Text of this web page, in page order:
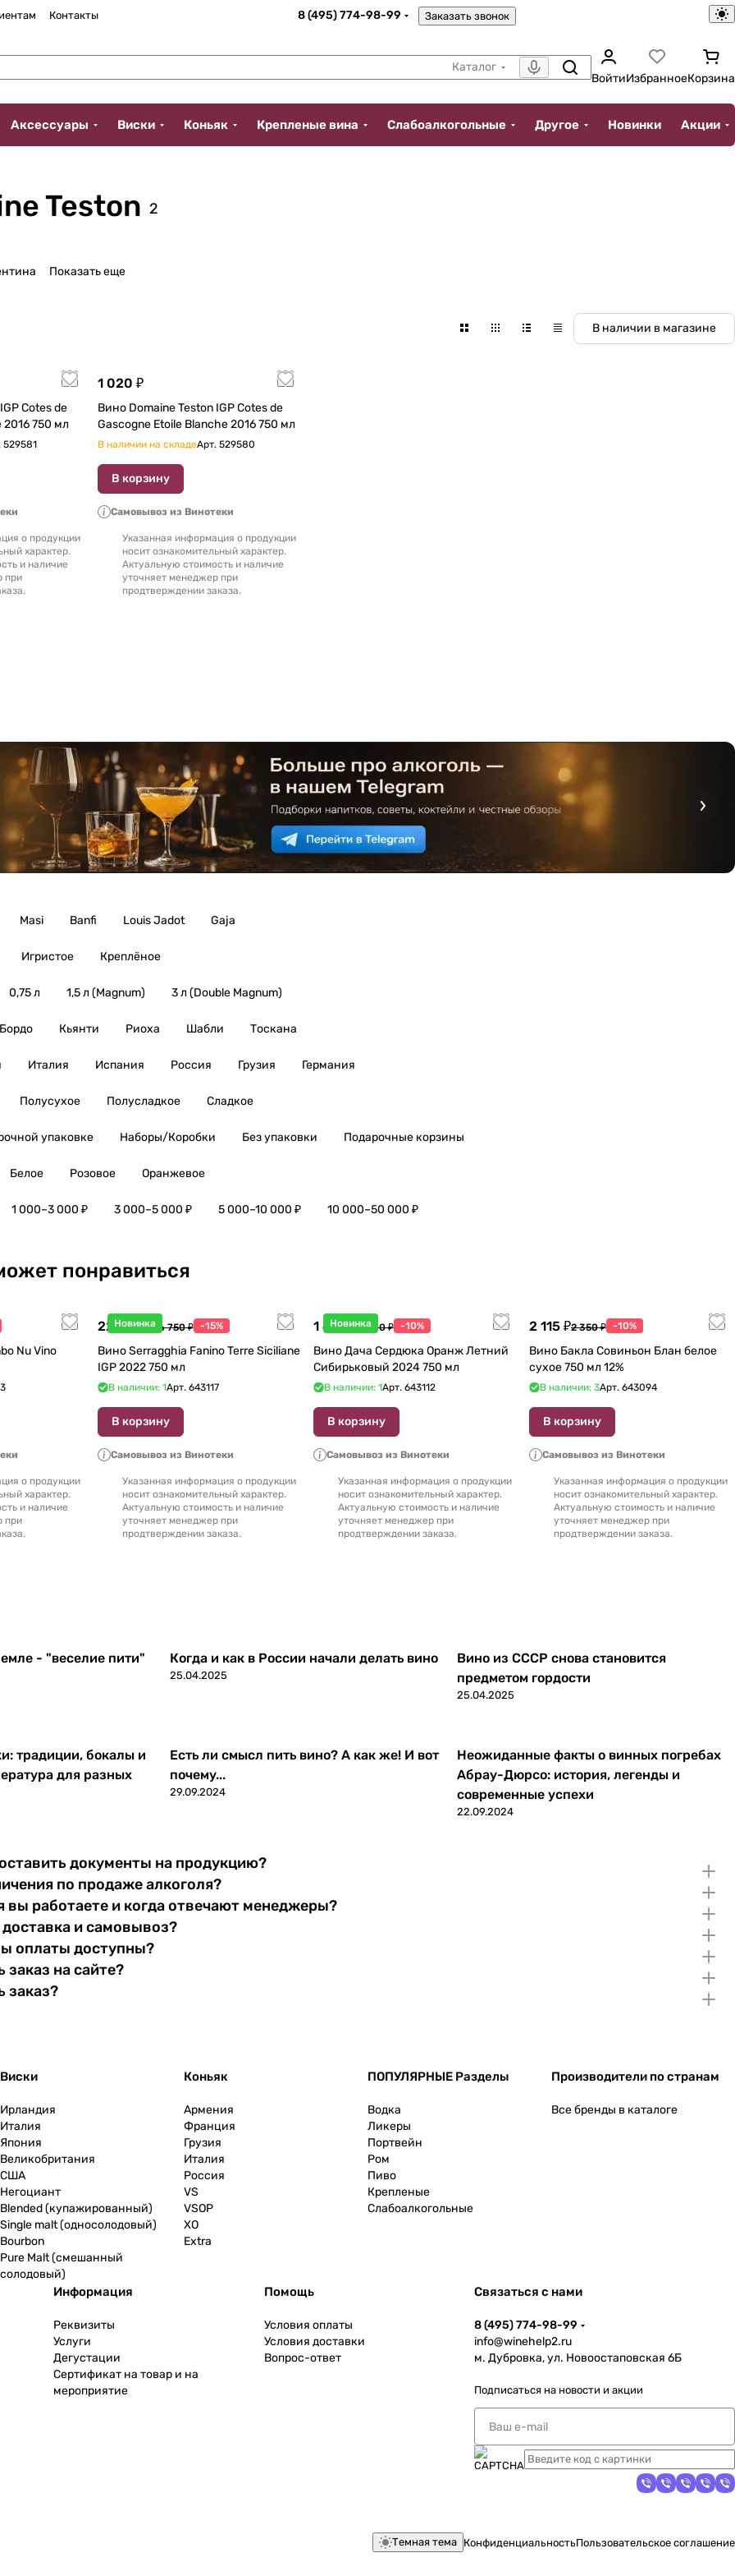
Контакты 8 (495) 774-98-99 Заказать звонок
Каталог
ВойтиИзбранноеКорзина
Аксессуары Виски Коньяк Крепленые вина Слабоалкогольные Другое Новинки Акции
Teston 2
Показать еще
В наличии в магазине
Cotes de
Gascogne Etoile Rosee 2016 750 мл
529581
о продукции
характер.
и наличие
при
1 020 ₽
Вино Domaine Teston IGP Cotes de
Gascogne Etoile Blanche 2016 750 мл
В наличии на складеАрт. 529580
В корзину
Самовывоз из Винотеки
Указанная информация о продукции
носит ознакомительный характер.
Актуальную стоимость и наличие
уточняет менеджер при
продтверждении заказа.
Masi Banfi Louis Jadot Gaja
Игристое Креплёное
0,75 л 1,5 л (Magnum) 3 л (Double Magnum)
Бордо Кьянти Риоха Шабли Тоскана
Италия Испания Россия Грузия Германия
Полусухое Полусладкое Сладкое
упаковке Наборы/Коробки Без упаковки Подарочные корзины
Белое Розовое Оранжевое
1 000–3 000 ₽ 3 000–5 000 ₽ 5 000–10 000 ₽ 10 000–50 000 ₽
понравиться
Nu Vino
о продукции
характер.
и наличие
при
Новинка
22 738 ₽26 750 ₽ -15%
Вино Serragghia Fanino Terre Siciliane
IGP 2022 750 мл
В наличии: 1Арт. 643117
В корзину
Самовывоз из Винотеки
Указанная информация о продукции
носит ознакомительный характер.
Актуальную стоимость и наличие
уточняет менеджер при
продтверждении заказа.
Новинка
1 440 ₽1 600 ₽ -10%
Вино Дача Сердюка Оранж Летний
Сибирьковый 2024 750 мл
В наличии: 1Арт. 643112
В корзину
Самовывоз из Винотеки
Указанная информация о продукции
носит ознакомительный характер.
Актуальную стоимость и наличие
уточняет менеджер при
продтверждении заказа.
2 115 ₽2 350 ₽ -10%
Вино Бакла Совиньон Блан белое
сухое 750 мл 12%
В наличии: 3Арт. 643094
В корзину
Самовывоз из Винотеки
Указанная информация о продукции
носит ознакомительный характер.
Актуальную стоимость и наличие
уточняет менеджер при
продтверждении заказа.
- "веселие пити" Когда и как в России начали делать вино
25.04.2025
Вино из СССР снова становится
предметом гордости
25.04.2025
традиции, бокалы и
для разных
Есть ли смысл пить вино? А как же! И вот
почему...
29.09.2024
Неожиданные факты о винных погребах
Абрау-Дюрсо: история, легенды и
современные успехи
22.09.2024
документы на продукцию?
по продаже алкоголя?
вы работаете и когда отвечают менеджеры?
доставка и самовывоз?
оплаты доступны?
на сайте?
заказ?
Виски
Ирландия
Италия
Япония
Великобритания
США
Негоциант
Blended (купажированный)
Single malt (односолодовый)
Bourbon
Pure Malt (смешанный
солодовый)
Коньяк
Армения
Франция
Грузия
Италия
Россия
VS
VSOP
XO
Extra
ПОПУЛЯРНЫЕ Разделы
Водка
Ликеры
Портвейн
Ром
Пиво
Крепленые
Слабоалкогольные
Производители по странам
Все бренды в каталоге
Информация
Реквизиты
Услуги
Дегустации
Сертификат на товар и на
мероприятие
Помощь
Условия оплаты
Условия доставки
Вопрос-ответ
Связаться с нами
8 (495) 774-98-99
info@winehelp2.ru
м. Дубровка, ул. Новоостаповская 6Б
Подписаться на новости и акции
Темная тема КонфиденциальностьПользовательское соглашение